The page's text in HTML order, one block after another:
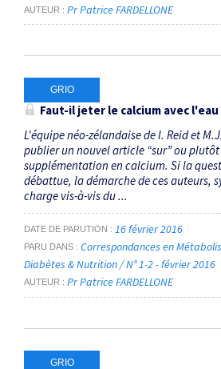
AUTEUR Pr Patrice FARDELLONE
GRIO
Faut-il jeter le calcium avec l'eau
L'équipe néo-zélandaise de I. Reid et
publier un nouvel article “sur” ou plutôt
supplémentation en calcium. Si la
débattue, la démarche de ces auteurs,
charge vis-à-vis du ...
DATE DE PARUTION 16 février 2016
PARU DANS
Correspondances en
Diabètes & Nutrition / N° 1-2 - février 2016
AUTEUR Pr Patrice FARDELLONE
GRIO